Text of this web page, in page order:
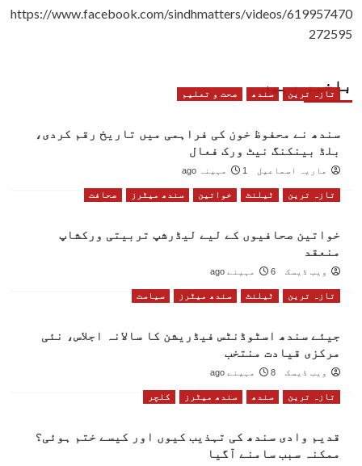
https://www.facebook.com/sindhmatters/videos/619957470
272595
باخبر رہیں
تازہ ترین سندھ صحت و تعلیم
سندھ نے محفوظ خون کی فراہمی میں تاریخ رقم کردی،
بلڈ بینکنگ نیٹ ورک فعال
ماریہ اسماعیل 1 مہینہ ago
تازہ ترین ٹیلنٹ خواتین سندھ میٹرز صحافت
خواتین صحافیوں کے لیے لیڈرشپ تربیتی ورکشاپ
منعقد
ویب ڈیسک 6 مہینے ago
تازہ ترین ٹیلنٹ سندھ میٹرز سیاست
جیئے سندھ اسٹوڈنٹس فیڈریشن کا سالانہ اجلاس، نئی
مرکزی قیادت منتخب
ویب ڈیسک 8 مہینے ago
تازہ ترین سندھ سندھ میٹرز کلچر
قدیم وادی سندھ کی تہذیب کیوں اور کیسے ختم ہوئی؟
ممکنہ سبب سامنے آگیا